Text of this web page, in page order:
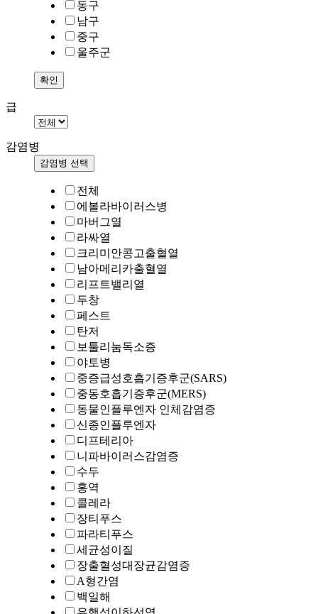
동구
남구
중구
울주군
급
감염병
감염병 선택
전체
에볼라바이러스병
마버그열
라싸열
크리미안콩고출혈열
남아메리카출혈열
리프트밸리열
두창
페스트
탄저
보툴리눔독소증
야토병
중증급성호흡기증후군(SARS)
중동호흡기증후군(MERS)
동물인플루엔자 인체감염증
신종인플루엔자
디프테리아
니파바이러스감염증
수두
홍역
콜레라
장티푸스
파라티푸스
세균성이질
장출혈성대장균감염증
A형간염
백일해